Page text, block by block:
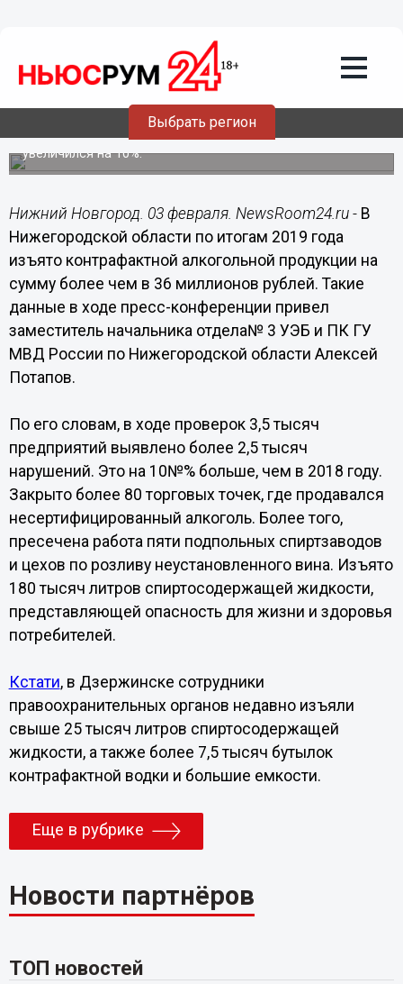
Выбрать регион
03.02.202008:47
Нижегородская полиция закрыла пять
подпольных спиртзаводов
Оборот контрафактной алкогольной продукции
увеличился на 10%.
Нижний Новгород. 03 февраля. NewsRoom24.ru - В
Нижегородской области по итогам 2019 года
изъято контрафактной алкогольной продукции на
сумму более чем в 36 миллионов рублей. Такие
данные в ходе пресс-конференции привел
заместитель начальника отдела№ 3 УЭБ и ПК ГУ
МВД России по Нижегородской области Алексей
Потапов.
По его словам, в ходе проверок 3,5 тысяч
предприятий выявлено более 2,5 тысяч
нарушений. Это на 10№% больше, чем в 2018 году.
Закрыто более 80 торговых точек, где продавался
несертифицированный алкоголь. Более того,
пресечена работа пяти подпольных спиртзаводов
и цехов по розливу неустановленного вина. Изъято
180 тысяч литров спиртосодержащей жидкости,
представляющей опасность для жизни и здоровья
потребителей.
Кстати, в Дзержинске сотрудники
правоохранительных органов недавно изъяли
свыше 25 тысяч литров спиртосодержащей
жидкости, а также более 7,5 тысяч бутылок
контрафактной водки и большие емкости.
Еще в рубрике
Новости партнёров
ТОП новостей